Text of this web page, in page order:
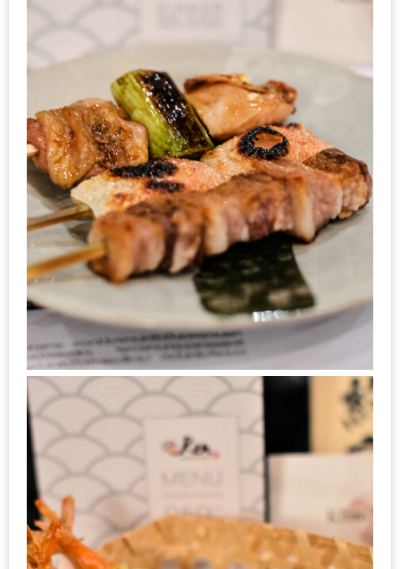
ม่วน
กั๋น
บน
INSTAGRAM
รวม
โปร
โม
ชั่
แม่
แห่ง
ชาติ
2557
ร้าน
หมู
กระทะ
เชียงใหม่